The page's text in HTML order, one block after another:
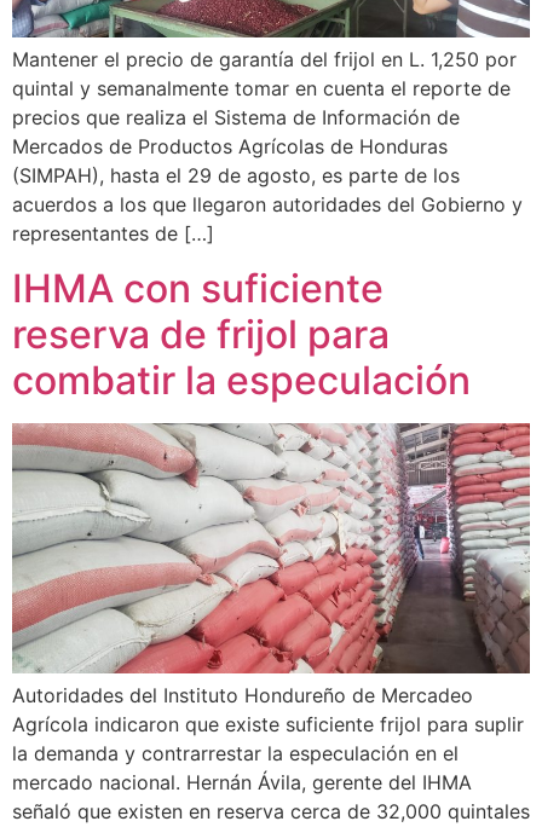
Mantener el precio de garantía del frijol en L. 1,250 por
quintal y semanalmente tomar en cuenta el reporte de
precios que realiza el Sistema de Información de
Mercados de Productos Agrícolas de Honduras
(SIMPAH), hasta el 29 de agosto, es parte de los
acuerdos a los que llegaron autoridades del Gobierno y
representantes de […]
IHMA con suficiente
reserva de frijol para
combatir la especulación
Autoridades del Instituto Hondureño de Mercadeo
Agrícola indicaron que existe suficiente frijol para suplir
la demanda y contrarrestar la especulación en el
mercado nacional. Hernán Ávila, gerente del IHMA
señaló que existen en reserva cerca de 32,000 quintales